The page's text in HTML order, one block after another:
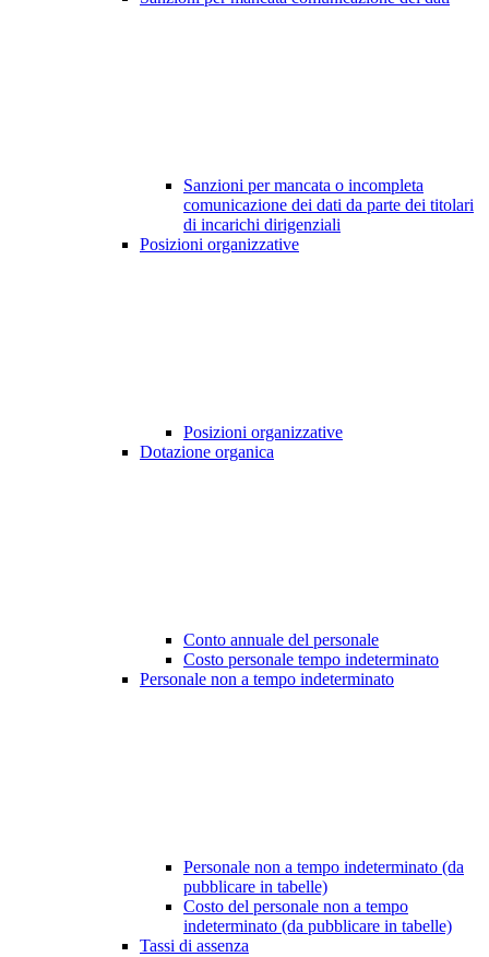
Sanzioni per mancata o incompleta
comunicazione dei dati da parte dei titolari
di incarichi dirigenziali
Posizioni organizzative
Posizioni organizzative
Dotazione organica
Conto annuale del personale
Costo personale tempo indeterminato
Personale non a tempo indeterminato
Personale non a tempo indeterminato (da
pubblicare in tabelle)
Costo del personale non a tempo
indeterminato (da pubblicare in tabelle)
Tassi di assenza